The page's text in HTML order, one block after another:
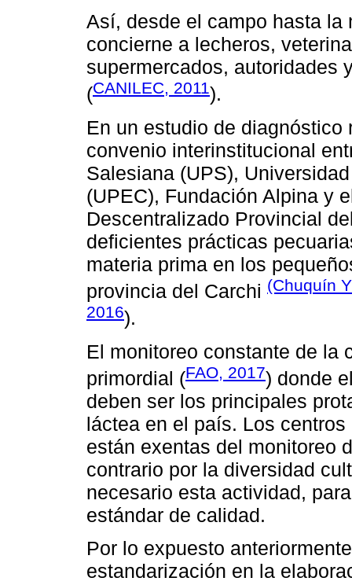
Así, desde el campo hasta
concierne a lecheros,
supermercados, autoridades
(CANILEC, 2011).
En un estudio de
convenio interinstitucional
Salesiana (UPS),
(UPEC), Fundación Alpina y
Descentralizado Provincial
deficientes prácticas
materia prima en los
provincia del Carchi (Chuquín
2016).
El monitoreo constante de la
primordial (FAO, 2017) donde
deben ser los principales
láctea en el país. Los
están exentas del monitoreo
contrario por la diversidad
necesario esta actividad,
estándar de calidad.
Por lo expuesto
estandarización en la